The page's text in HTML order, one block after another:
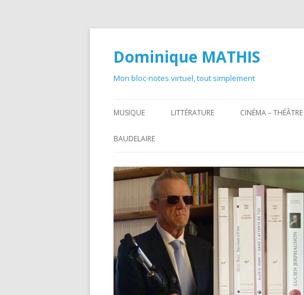
Dominique MATHIS
Mon bloc-notes virtuel, tout simplement
MUSIQUE LITTÉRATURE CINÉMA – THÉÂTRE
BAUDELAIRE